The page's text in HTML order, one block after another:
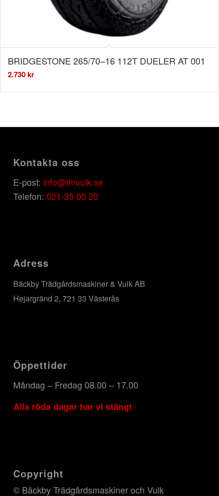
BRIDGESTONE 265/70–16 112T DUELER AT 001
2.730kr
Kontakta oss
E-post: info@tmvulk.se
Telefon: 021-35 00 20
Adress
Bäckby Trädgårdsmaskiner & Vulk AB
Hejargränd 2, 721 33 Västerås
Öppettider
Måndag – Fredag 08.00 – 17.00
Alla röda dagar har vi stängt
Copyright
© Bäckby Trädgårdsmaskiner och Vulk